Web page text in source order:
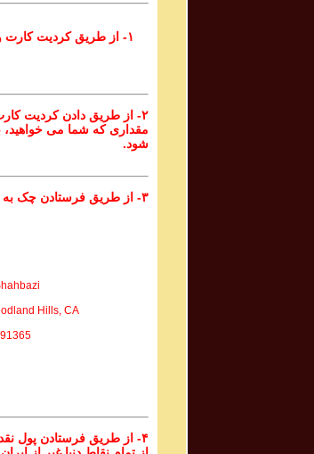
۲- از طریق دادن کردیت
مقداری که شما می
شود.
۳- از طریق فرستادن چک به آدرس زیر:
Hills, CA
91365 USA.
۴- از طریق فرستادن پول